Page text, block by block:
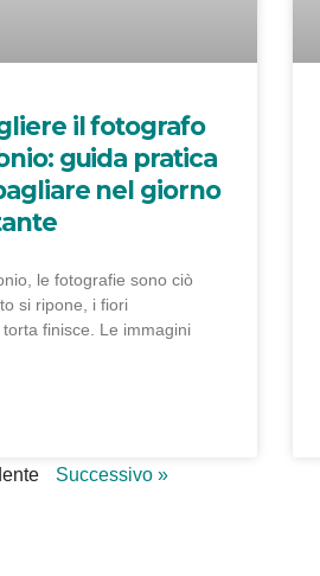
il fotografo
guida pratica
nel giorno
le fotografie sono ciò
si ripone, i fiori
finisce. Le immagini
Successivo »